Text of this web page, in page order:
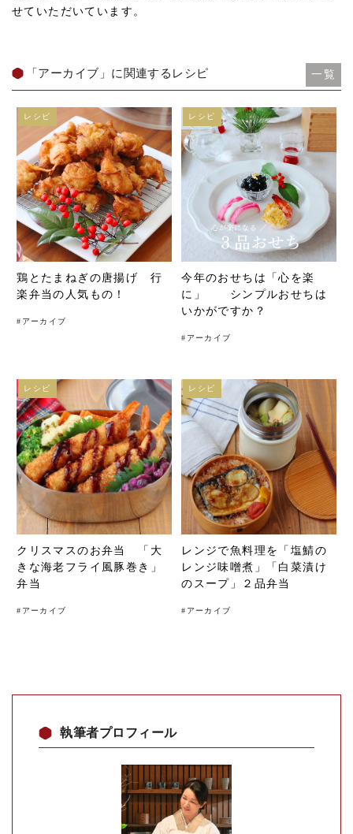
せていただいています。
「アーカイブ」に関連するレシピ 一覧
鶏とたまねぎの唐揚げ 行
楽弁当の人気もの！
# アーカイブ
レシピ
今年のおせちは「心を楽
に」 シンプルおせちは
いかがですか？
# アーカイブ
レシピ
クリスマスのお弁当 「大
きな海老フライ風豚巻き」
弁当
# アーカイブ
レシピ
レンジで魚料理を「塩鯖の
レンジ味噌煮」「白菜漬け
のスープ」２品弁当
# アーカイブ
レシピ
執筆者プロフィール